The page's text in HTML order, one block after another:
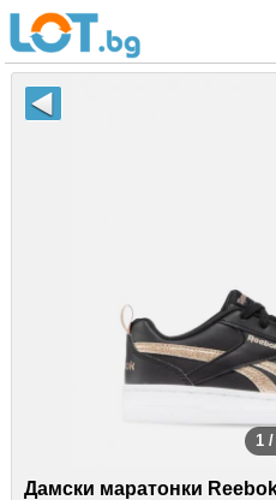
1
Дамски маратонки